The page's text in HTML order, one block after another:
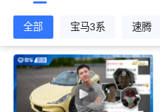
全部 宝马3系 速腾